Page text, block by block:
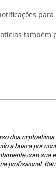
também
dos
a busca por
com sua
profissional.